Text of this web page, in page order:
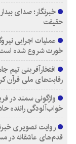
خبرنگار؛ صدای
حقیقت
عملیات اجرایی
خورت شروع شده
افتخارآفرینی تیم
رقابت‌های ملی قرآن
خواب‌آلودگی راننده
روایت تصویری
قدم‌های عاشقانه در